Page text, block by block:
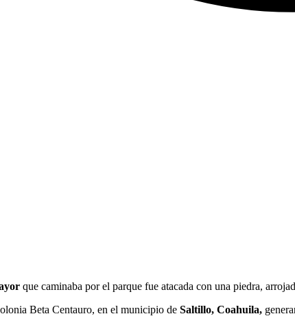
que caminaba por el parque fue atacada con una piedra,
Beta Centauro, en el municipio de Saltillo, Coahuila,